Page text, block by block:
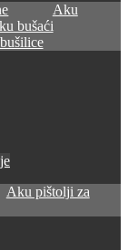
Aku
bušaći
Aku pištolji za